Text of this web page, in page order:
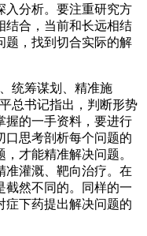
入分析。要注重研究方
结合，当前和长远相结
题，找到切合实际的解
统筹谋划、精准施
总书记指出，判断形势
握的一手资料，要进行
口思考剖析每个问题的
才能精准解决问题。
准灌溉、靶向治疗。在
截然不同的。同样的一
症下药提出解决问题的